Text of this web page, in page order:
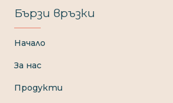
Бързи връзки
Начало
За нас
Продукти